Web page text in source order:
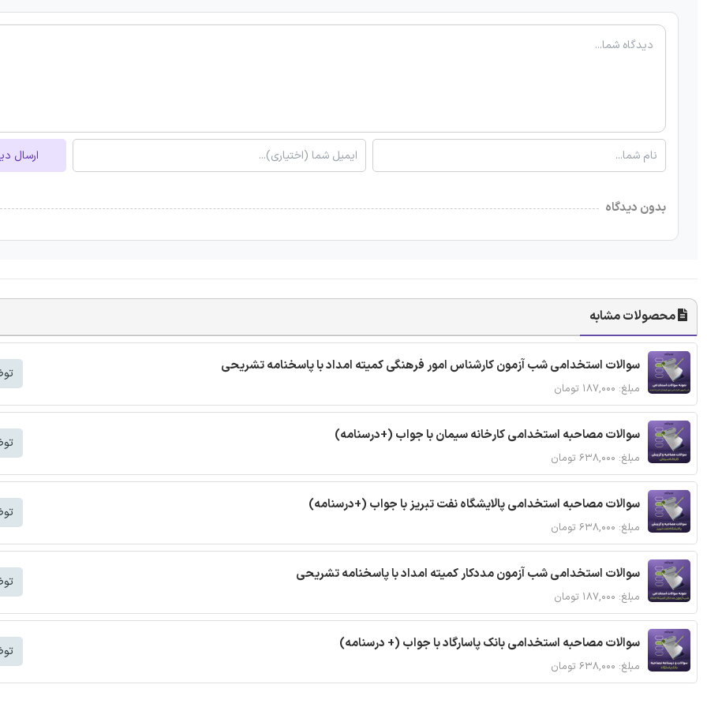
ارسال
بدون دیدگاه
محصولات مشابه
سوالات استخدامی شب آزمون کارشناس امور فرهنگی کمیته امداد با پاسخنامه تشریحی
مبلغ: ۱۸۷,۰۰۰ تومان
سوالات مصاحبه استخدامی کارخانه سیمان با جواب (+درسنامه)
مبلغ: ۶۳۸,۰۰۰ تومان
سوالات مصاحبه استخدامی پالایشگاه نفت تبریز با جواب (+درسنامه)
مبلغ: ۶۳۸,۰۰۰ تومان
سوالات استخدامی شب آزمون مددکار کمیته امداد با پاسخنامه تشریحی
مبلغ: ۱۸۷,۰۰۰ تومان
سوالات مصاحبه استخدامی بانک پاسارگاد با جواب (+ درسنامه)
مبلغ: ۶۳۸,۰۰۰ تومان